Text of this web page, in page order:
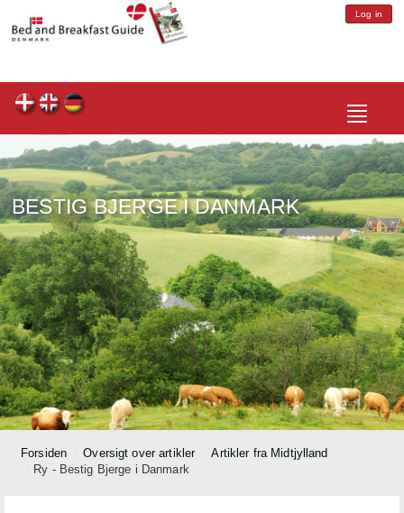
Log in
Toggle
BESTIG BJERGE I DANMARK
Forsiden Oversigt over artikler
Artikler fra Midtjylland
Ry - Bestig Bjerge i Danmark